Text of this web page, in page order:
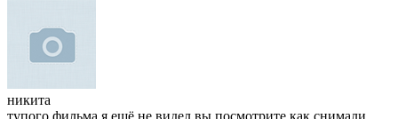
никита
тупого фильма я ещё не видел.вы посмотрите как снимали